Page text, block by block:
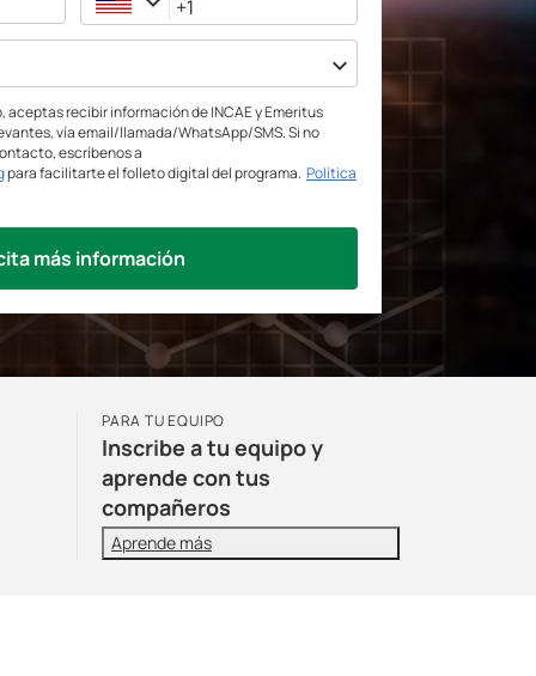
aceptas recibir información de INCAE y Emeritus
vía email/llamada/WhatsApp/SMS. Si no
escríbenos a
para facilitarte el folleto digital del programa. Política
más información
PARA TU EQUIPO
Inscribe a tu equipo y
aprende con tus
compañeros
Aprende más